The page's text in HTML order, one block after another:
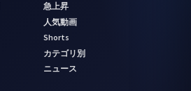
急上昇
人気動画
Shorts
カテゴリ別
ニュース